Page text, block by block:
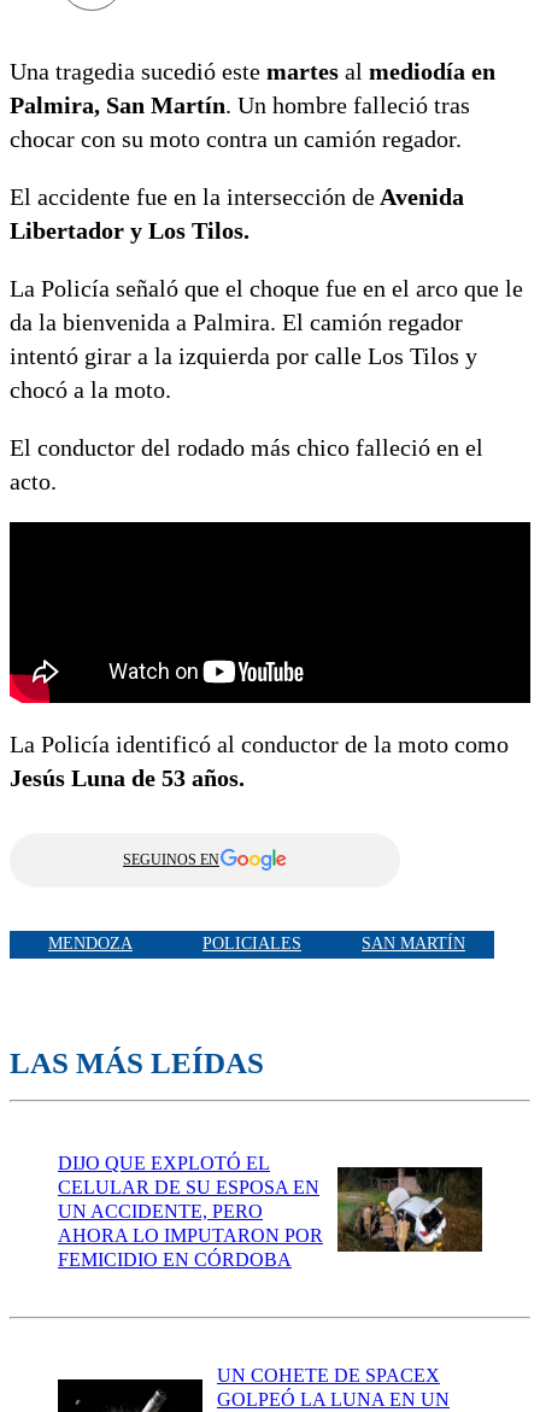
Una tragedia sucedió este martes al mediodía en
Palmira, San Martín. Un hombre falleció tras
chocar con su moto contra un camión regador.
El accidente fue en la intersección de Avenida
Libertador y Los Tilos.
La Policía señaló que el choque fue en el arco que le
da la bienvenida a Palmira. El camión regador
intentó girar a la izquierda por calle Los Tilos y
chocó a la moto.
El conductor del rodado más chico falleció en el
acto.
La Policía identificó al conductor de la moto como
Jesús Luna de 53 años.
SEGUINOS EN
MENDOZA POLICIALES SAN MARTÍN
LAS MÁS LEÍDAS
DIJO QUE EXPLOTÓ EL
CELULAR DE SU ESPOSA EN
UN ACCIDENTE, PERO
AHORA LO IMPUTARON POR
FEMICIDIO EN CÓRDOBA
UN COHETE DE SPACEX
GOLPEÓ LA LUNA EN UN